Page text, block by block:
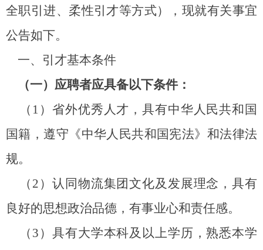
全职引进、柔性引才等方式），现就有关事宜
公告如下。
一、引才基本条件
（一）应聘者应具备以下条件：
（ 1 ）省外优秀 人才，具有中华人民共和国
国籍，遵守《中华人民共和国宪法》和法律法
规。
（ 2 ）认同物流集团文化及发展理念，具有
良好的思想政治品德，有事业心和责任感。
（ 3 ）具有大学本科及以上学历，熟悉本学